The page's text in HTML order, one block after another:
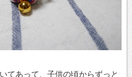
てあって、子供の頃からずっと